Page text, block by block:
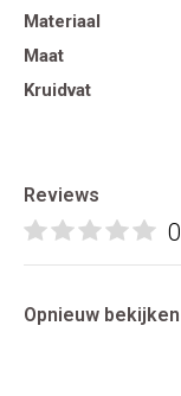
Materiaal
Maat
Kruidvat
Reviews
0
Opnieuw bekijken